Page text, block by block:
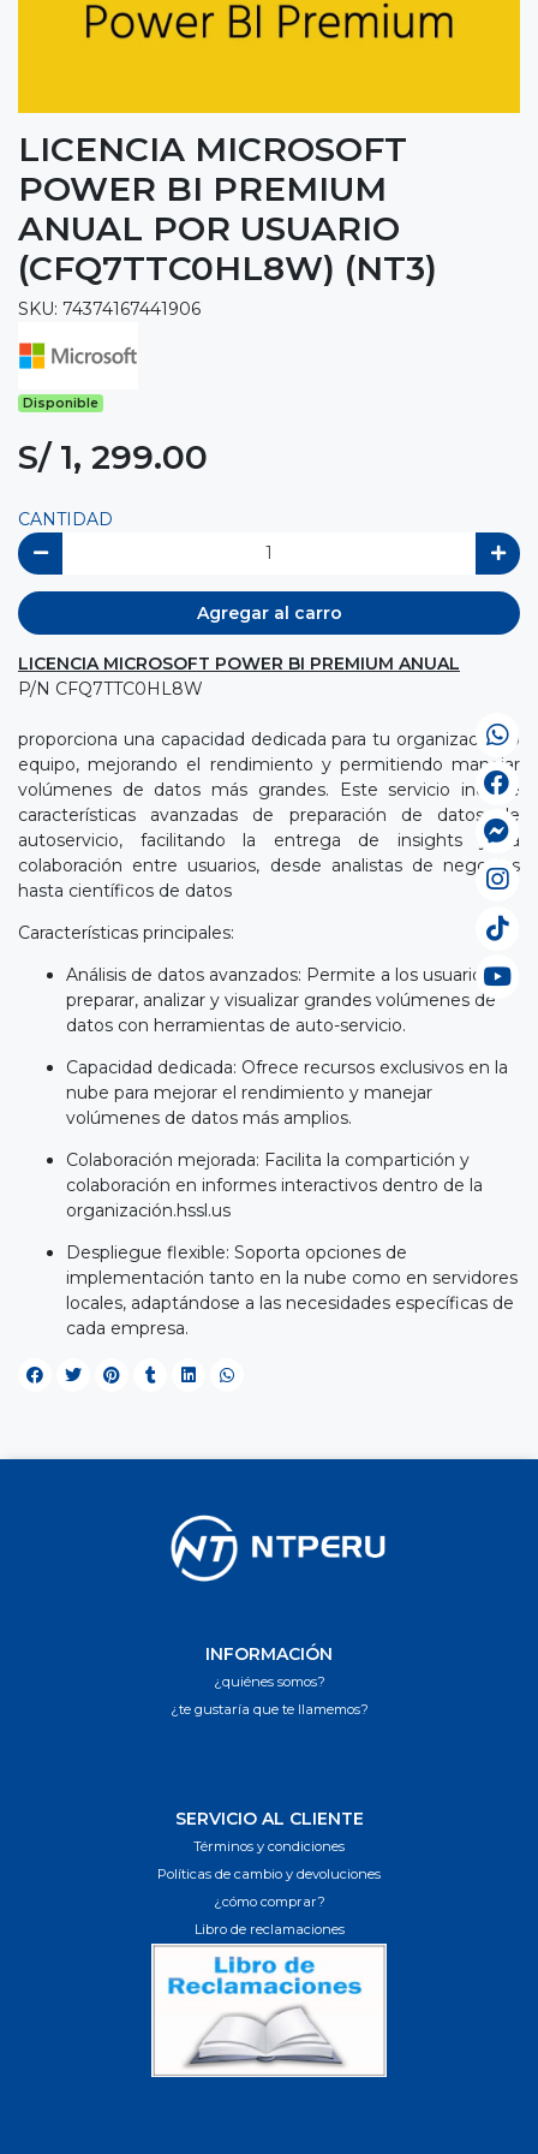
LICENCIA MICROSOFT
POWER BI PREMIUM
ANUAL POR USUARIO
(CFQ7TTC0HL8W) (NT3)
SKU: 74374167441906
Disponible
S/ 1, 299.00
CANTIDAD
Agregar al carro
LICENCIA MICROSOFT POWER BI PREMIUM ANUAL
P/N CFQ7TTC0HL8W
proporciona una capacidad dedicada para tu organización o
equipo, mejorando el rendimiento y permitiendo manejar
volúmenes de datos más grandes. Este servicio incluye
características avanzadas de preparación de datos de
autoservicio, facilitando la entrega de insights y la
colaboración entre usuarios, desde analistas de negocios
hasta científicos de datos
Características principales:
Análisis de datos avanzados: Permite a los usuarios
preparar, analizar y visualizar grandes volúmenes de
datos con herramientas de auto-servicio.
Capacidad dedicada: Ofrece recursos exclusivos en la
nube para mejorar el rendimiento y manejar
volúmenes de datos más amplios.
Colaboración mejorada: Facilita la compartición y
colaboración en informes interactivos dentro de la
organización.hssl.us
Despliegue flexible: Soporta opciones de
implementación tanto en la nube como en servidores
locales, adaptándose a las necesidades específicas de
cada empresa.
INFORMACIÓN
¿quiénes somos?
¿te gustaría que te llamemos?
SERVICIO AL CLIENTE
Términos y condiciones
Políticas de cambio y devoluciones
¿cómo comprar?
Libro de reclamaciones